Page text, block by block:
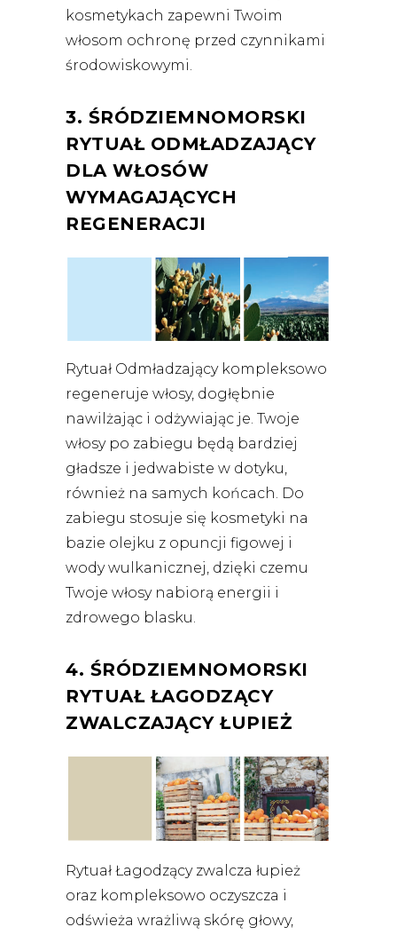
kosmetykach zapewni Twoim
włosom ochronę przed czynnikami
środowiskowymi.
3. ŚRÓDZIEMNOMORSKI
RYTUAŁ ODMŁADZAJĄCY
DLA WŁOSÓW
WYMAGAJĄCYCH
REGENERACJI
Rytuał Odmładzający kompleksowo
regeneruje włosy, dogłębnie
nawilżając i odżywiając je. Twoje
włosy po zabiegu będą bardziej
gładsze i jedwabiste w dotyku,
również na samych końcach. Do
zabiegu stosuje się kosmetyki na
bazie olejku z opuncji figowej i
wody wulkanicznej, dzięki czemu
Twoje włosy nabiorą energii i
zdrowego blasku.
4. ŚRÓDZIEMNOMORSKI
RYTUAŁ ŁAGODZĄCY
ZWALCZAJĄCY ŁUPIEŻ
Rytuał Łagodzący zwalcza łupież
oraz kompleksowo oczyszcza i
odświeża wrażliwą skórę głowy,